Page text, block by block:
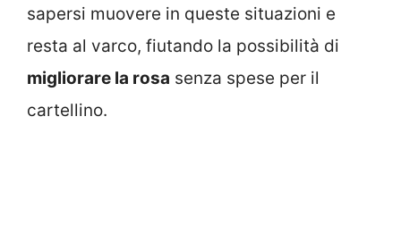
sapersi muovere in queste situazioni e
resta al varco, fiutando la possibilità di
migliorare la rosa senza spese per il
cartellino.